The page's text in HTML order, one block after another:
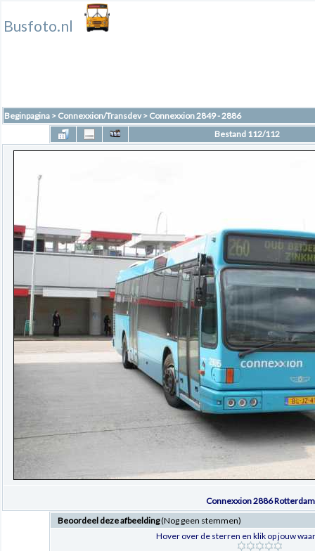
Busfoto.nl
Beginpagina > Connexxion/Transdev> Connexxion 2849 - 2886
Bestand 112/112
Connexxion 2886 Rotterdam
Beoordeel deze afbeelding(Nog geen stemmen)
Hover over de sterren en klik op jouw